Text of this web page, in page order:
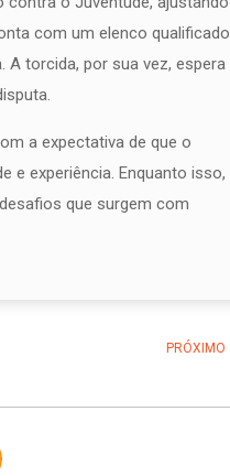
com um elenco qualificado
A torcida, por sua vez, espera
a expectativa de que o
e experiência. Enquanto isso,
que surgem com
PRÓXIMO